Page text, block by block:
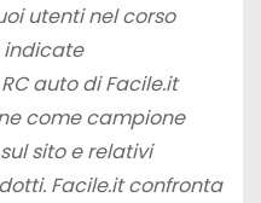
utenti nel corso
indicate
auto di Facile.it
come campione
sito e relativi
Facile.it confronta